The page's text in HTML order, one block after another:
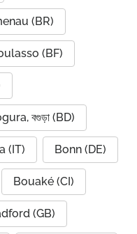
(BR)
(BF)
বগুড়া (BD)
(IT) Bonn (DE)
Bouaké (CI)
(GB)